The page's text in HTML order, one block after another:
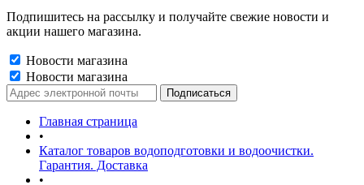
Подпишитесь на рассылку и получайте свежие новости и
акции нашего магазина.
Новости магазина
Новости магазина
Главная страница
•
Каталог товаров водоподготовки и водоочистки.
Гарантия. Доставка
•